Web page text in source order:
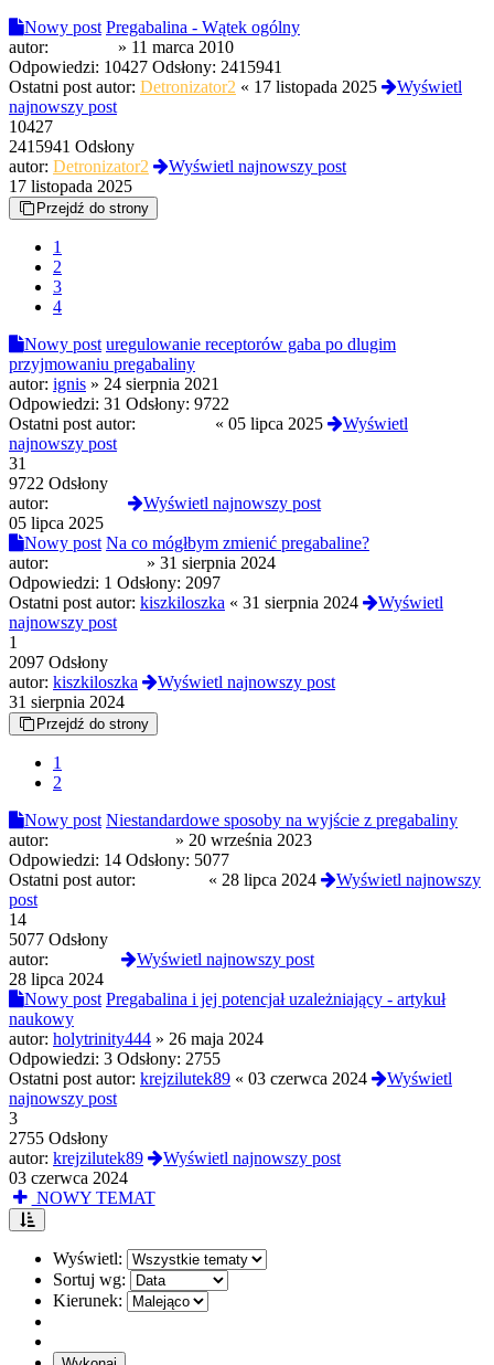
Nowy post Pregabalina - Wątek ogólny
autor:
» 11 marca 2010
Odpowiedzi: 10427 Odsłony: 2415941
Ostatni post autor: Detronizator2 « 17 listopada 2025
Wyświetl
najnowszy post
10427
2415941 Odsłony
autor: Detronizator2
Wyświetl najnowszy post
17 listopada 2025
Przejdź do strony
1
2
3
4
Nowy post uregulowanie receptorów gaba po dlugim
przyjmowaniu pregabaliny
autor: ignis » 24 sierpnia 2021
Odpowiedzi: 31 Odsłony: 9722
Ostatni post autor:
« 05 lipca 2025
Wyświetl
najnowszy post
31
9722 Odsłony
autor:
Wyświetl najnowszy post
05 lipca 2025
Nowy post Na co mógłbym zmienić pregabaline?
autor:
» 31 sierpnia 2024
Odpowiedzi: 1 Odsłony: 2097
Ostatni post autor: kiszkiloszka « 31 sierpnia 2024
Wyświetl
najnowszy post
1
2097 Odsłony
autor: kiszkiloszka
Wyświetl najnowszy post
31 sierpnia 2024
Przejdź do strony
1
2
Nowy post Niestandardowe sposoby na wyjście z pregabaliny
autor:
» 20 września 2023
Odpowiedzi: 14 Odsłony: 5077
Ostatni post autor:
« 28 lipca 2024
Wyświetl najnowszy
post
14
5077 Odsłony
autor:
Wyświetl najnowszy post
28 lipca 2024
Nowy post Pregabalina i jej potencjał uzależniający - artykuł
naukowy
autor: holytrinity444 » 26 maja 2024
Odpowiedzi: 3 Odsłony: 2755
Ostatni post autor: krejzilutek89 « 03 czerwca 2024
Wyświetl
najnowszy post
3
2755 Odsłony
autor: krejzilutek89
Wyświetl najnowszy post
03 czerwca 2024
NOWY TEMAT
Wyświetl:
Sortuj wg:
Kierunek: